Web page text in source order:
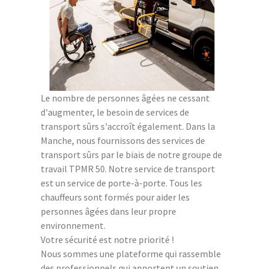
Le nombre de personnes âgées ne cessant
d'augmenter, le besoin de services de
transport sûrs s'accroît également. Dans la
Manche, nous fournissons des services de
transport sûrs par le biais de notre groupe de
travail TPMR 50. Notre service de transport
est un service de porte-à-porte. Tous les
chauffeurs sont formés pour aider les
personnes âgées dans leur propre
environnement.
Votre sécurité est notre priorité !
Nous sommes une plateforme qui rassemble